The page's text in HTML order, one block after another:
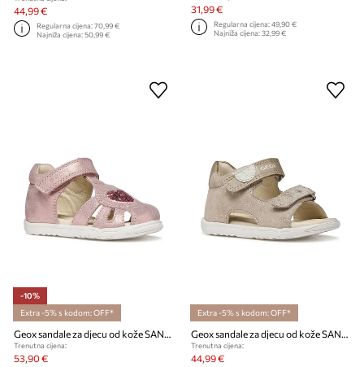
44,99 €
Regularna cijena:70,99 €
Najniža cijena:50,99 €
31,99 €
Regularna cijena:49,90 €
Najniža cijena:32,99 €
-10%
Extra -5% s kodom: OFF*
Geox sandale za djecu od kože SANDAL MACCHIA
Trenutna cijena:
53,90 €
Extra -5% s kodom: OFF*
Geox sandale za djecu od kože SANDAL MACCHIA
Trenutna cijena:
44,99 €